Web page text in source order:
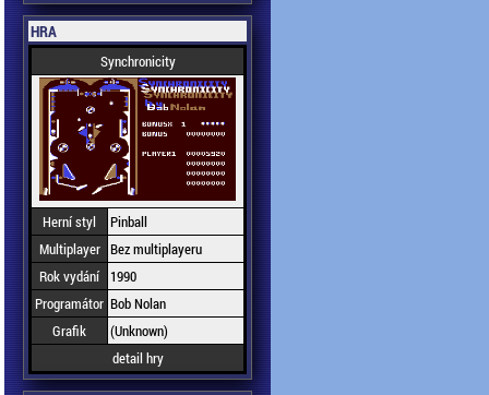
HRA
Synchronicity
Herní styl
Pinball
Multiplayer Bez multiplayeru
Rok vydání
1990
Programátor Bob Nolan
Grafik
(Unknown)
detail hry